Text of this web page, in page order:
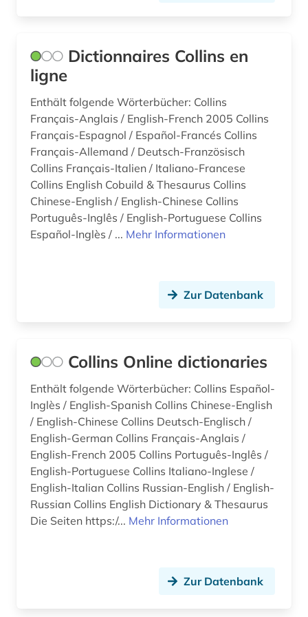
physik (2)
politik (2)
polnisch (7)
portal (1)
portugiesisch (13)
presse (2)
prosa (1)
rechnungslegung (1)
rechnungswesen (1)
recht (4)
rechtschreibung (1)
rechtssprache (1)
rechtswissenschaft (1)
reim (2)
reiseliteratur (1)
rohdaten (2)
Dictionnaires Collins en
ligne
Enthält folgende Wörterbücher: Collins
Français-Anglais / English-French 2005 Collins
Français-Espagnol / Español-Francés Collins
Français-Allemand / Deutsch-Französisch
Collins Français-Italien / Italiano-Francese
Collins English Cobuild & Thesaurus Collins
Chinese-English / English-Chinese Collins
Português-Inglês / English-Portuguese Collins
Español-Inglès / ... Mehr Informationen
Zur Datenbank
Collins Online dictionaries
Enthält folgende Wörterbücher: Collins Español-
Inglès / English-Spanish Collins Chinese-English
/ English-Chinese Collins Deutsch-Englisch /
English-German Collins Français-Anglais /
English-French 2005 Collins Português-Inglês /
English-Portuguese Collins Italiano-Inglese /
English-Italian Collins Russian-English / English-
Russian Collins English Dictionary & Thesaurus
Die Seiten https:/... Mehr Informationen
Zur Datenbank